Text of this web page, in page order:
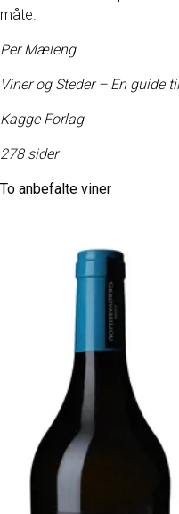
måte.
Per Mæleng
Viner og Steder – En guide
Kagge Forlag
278 sider
To anbefalte viner